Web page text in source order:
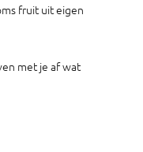
fruit uit eigen
met je af wat